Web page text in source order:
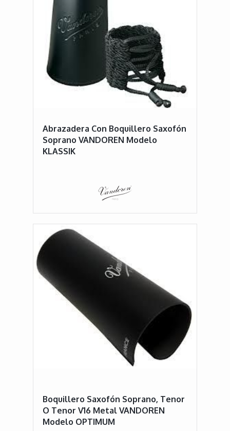
Abrazadera Con Boquillero Saxofón
Soprano VANDOREN Modelo
KLASSIK
Boquillero Saxofón Soprano, Tenor
O Tenor V16 Metal VANDOREN
Modelo OPTIMUM